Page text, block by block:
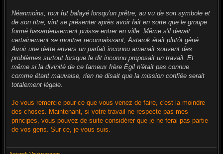
Néanmoins, tout fut balayé lorsqu'un prêtre, au vu de son symbole et
de son titre, vint se présenter après avoir fait en sorte que le groupe
formé hasardeusement puisse entrer en ville. Même s'il devait
certainement se montrer reconnaissant, Astarok était plutôt gêné.
Avoir une dette envers un parfait inconnu amenait souvent des
problèmes surtout lorsque le dit inconnu proposait un travail. Et
même si la divinité de ce fameux frère Égil n'était pas connue
comme étant mauvaise, rien ne disait que la mission confiée serait
totalement légale.
Je vous remercie pour ce que vous venez de faire, c'est la moindre
des choses. Maintenant, si votre travail ne respecte pas mes
principes, vous pouvez de suite considérer que je ne ferai pas partie
de vos gens. Sur ce, je vous suis.